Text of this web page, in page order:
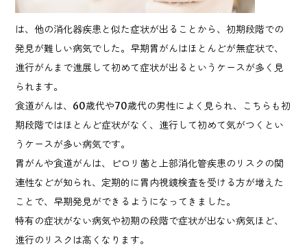
は、他の消化器疾患と似た症状が出ることから、初期段階での
発見が難しい病気でした。早期胃がんはほとんどが無症状で、
進行がんまで進展して初めて症状が出るというケースが多く見
られます。
食道がんは、60歳代や70歳代の男性によく見られ、こちらも初
期段階ではほとんど症状がなく、進行して初めて気がつくとい
うケースが多い病気です。
胃がんや食道がんは、ピロリ菌と上部消化管疾患のリスクの関
連性などが知られ、定期的に胃内視鏡検査を受ける方が増えた
ことで、早期発見ができるようになってきました。
特有の症状がない病気や初期の段階で症状が出ない病気ほど、
進行のリスクは高くなります。